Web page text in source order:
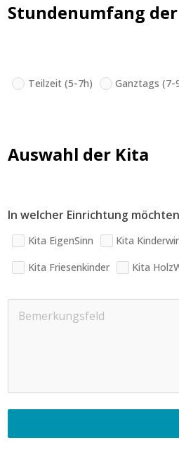
Stundenumfang
Teilzeit (5-7h) Ganztags (7-
Auswahl der Kita
In welcher Einrichtung
Kita EigenSinn Kita
Kita Friesenkinder
Kita